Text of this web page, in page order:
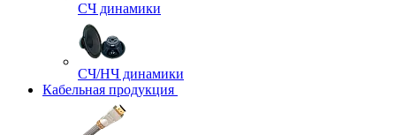
СЧ динамики
СЧ/НЧ динамики
Кабельная продукция